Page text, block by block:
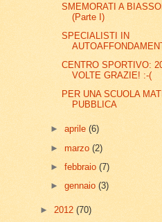
SMEMORATI A
(Parte I)
SPECIALISTI IN
CENTRO SPORTIVO:
VOLTE GRAZIE! :-(
PER UNA SCUOLA
PUBBLICA
►aprile(6)
►marzo(2)
►febbraio(7)
►gennaio(3)
► 2012 (70)